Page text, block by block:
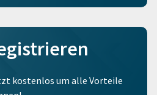
kostenlos um alle Vorteile